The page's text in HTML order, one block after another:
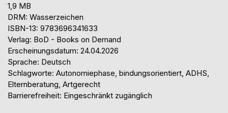
1,9 MB
DRM: Wasserzeichen
ISBN-13: 9783696341633
Verlag: BoD - Books on Demand
Erscheinungsdatum: 24.04.2026
Sprache: Deutsch
Schlagworte: Autonomiephase, bindungsorientiert, ADHS,
Elternberatung, Artgerecht
Barrierefreiheit: Eingeschränkt zugänglich